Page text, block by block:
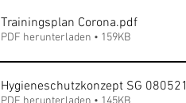
Trainingsplan Corona.pdf
PDF herunterladen • 159KB
Hygieneschutzkonzept SG 080521